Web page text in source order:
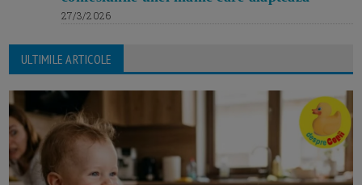
27/3/2026
ULTIMILE ARTICOLE